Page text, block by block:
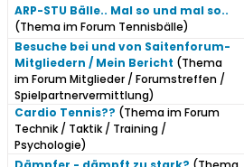
ARP-STU Bälle.. Mal so und mal so..
(Thema im Forum Tennisbälle)
Besuche bei und von Saitenforum-
Mitgliedern / Mein Bericht (Thema
im ForumMitglieder / Forumstreffen /
Spielpartnervermittlung)
Cardio Tennis?? (Thema im Forum
Technik / Taktik / Training /
Psychologie)